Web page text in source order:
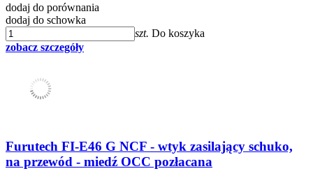
dodaj do porównania
dodaj do schowka
szt. Do koszyka
zobacz szczegóły
Furutech FI-E46 G NCF - wtyk zasilający schuko,
na przewód - miedź OCC pozłacana